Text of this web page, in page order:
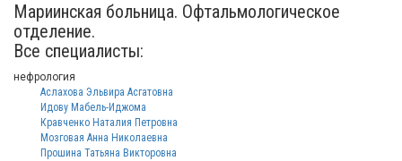
Мариинская больница. Офтальмологическое
отделение.
Все специалисты:
нефрология
Аслахова Эльвира Асгатовна
Идову Мабель-Иджома
Кравченко Наталия Петровна
Мозговая Анна Николаевна
Прошина Татьяна Викторовна